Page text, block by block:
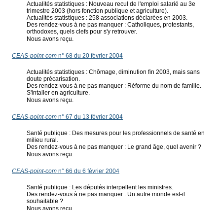
Actualités statistiques : Nouveau recul de l'emploi salarié au 3e
trimestre 2003 (hors fonction publique et agriculture).
Actualités statistiques : 258 associations déclarées en 2003.
Des rendez-vous à ne pas manquer : Catholiques, protestants,
orthodoxes, quels clefs pour s'y retrouver.
Nous avons reçu.
CEAS-point-comn° 68 du 20 février 2004
Actualités statistiques : Chômage, diminution fin 2003, mais sans
doute précarisation.
Des rendez-vous à ne pas manquer : Réforme du nom de famille.
S'intaller en agriculture.
Nous avons reçu.
CEAS-point-comn° 67 du 13 février 2004
Santé publique : Des mesures pour les professionnels de santé en
milieu rural.
Des rendez-vous à ne pas manquer : Le grand âge, quel avenir ?
Nous avons reçu.
CEAS-point-comn° 66 du 6 février 2004
Santé publique : Les députés interpellent les ministres.
Des rendez-vous à ne pas manquer : Un autre monde est-il
souhaitable ?
Nous avons reçu.